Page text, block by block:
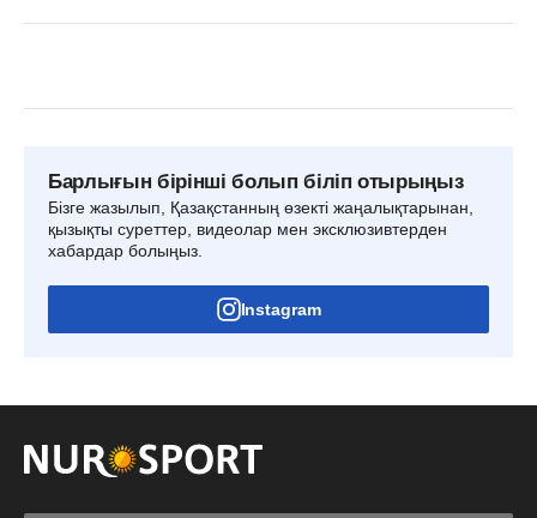
Барлығын бірінші болып біліп отырыңыз
Бізге жазылып, Қазақстанның өзекті жаңалықтарынан,
қызықты суреттер, видеолар мен эксклюзивтерден
хабардар болыңыз.
Instagram